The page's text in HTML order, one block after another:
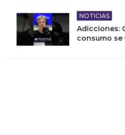
NOTICIAS
Adicciones:
consumo